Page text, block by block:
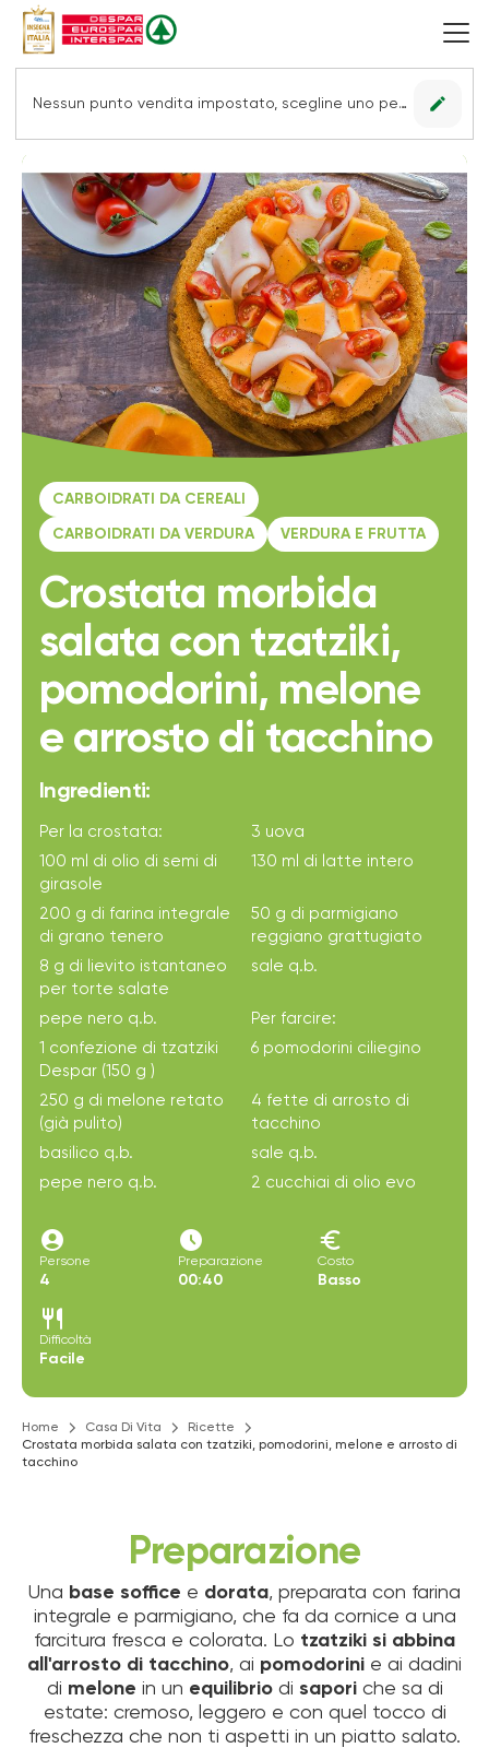
Nessun punto vendita impostato, scegline uno per vedere le offerte. edit
CARBOIDRATI DA CEREALI
CARBOIDRATI DA VERDURA VERDURA E FRUTTA
Crostata morbida
salata con tzatziki,
pomodorini, melone
e arrosto di tacchino
Ingredienti:
Per la crostata:
3 uova
100 ml di olio di semi di
girasole
130 ml di latte intero
200 g di farina integrale
di grano tenero
50 g di parmigiano
reggiano grattugiato
8 g di lievito istantaneo
per torte salate
sale q.b.
pepe nero q.b.
Per farcire:
1 confezione di tzatziki
Despar (150 g )
6 pomodorini ciliegino
250 g di melone retato
(già pulito)
4 fette di arrosto di
tacchino
basilico q.b.
sale q.b.
pepe nero q.b.
2 cucchiai di olio evo
account_circle
Persone
4
access_time_filled
Preparazione
00:40
euro
Costo
Basso
restaurant
Difficoltà
Facile
Home Casa Di Vita
Ricette
Crostata morbida salata con tzatziki, pomodorini, melone e arrosto di
tacchino
Preparazione
Una base soffice e dorata, preparata con farina
integrale e parmigiano, che fa da cornice a una
farcitura fresca e colorata. Lo tzatziki si abbina
all'arrosto di tacchino, ai pomodorini e ai dadini
di melone in un equilibriodi saporiche sa di
estate: cremoso, leggero e con quel tocco di
freschezza che non ti aspetti in un piatto salato.